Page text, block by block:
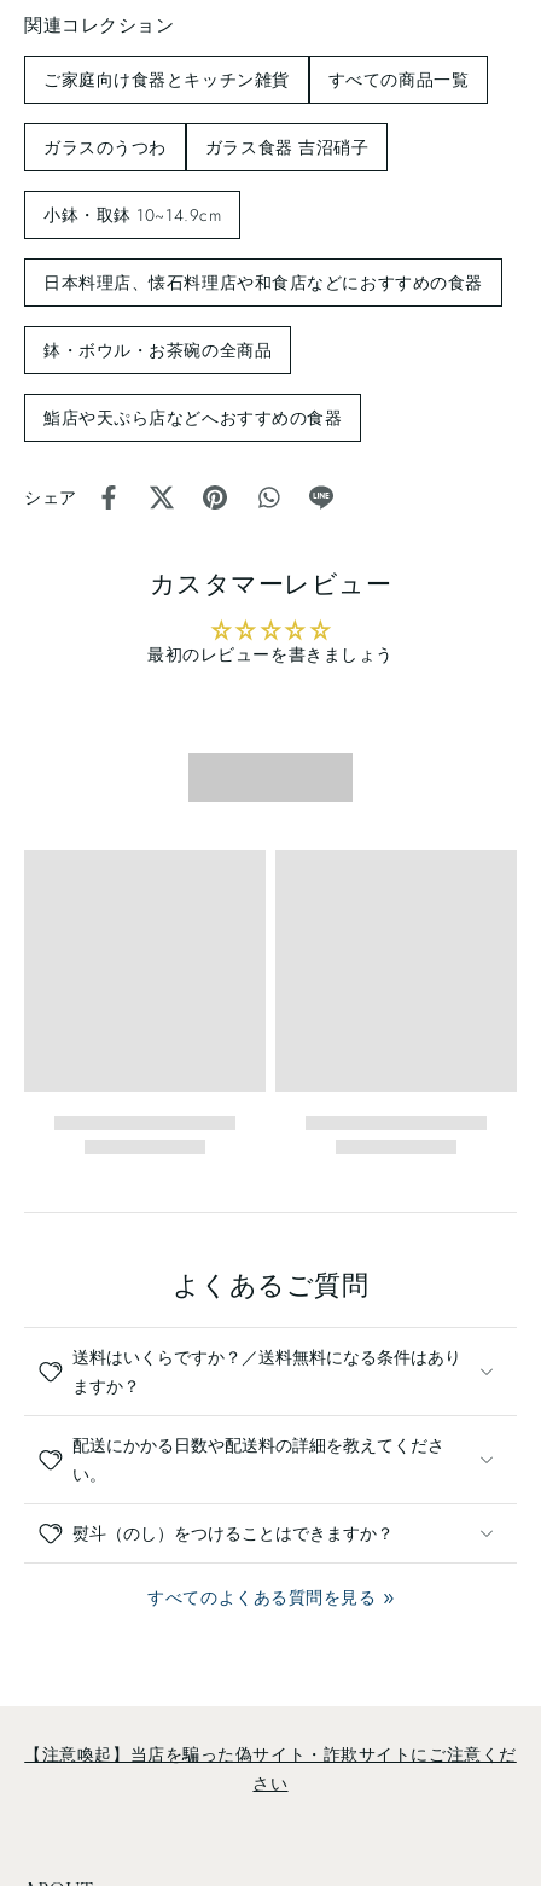
関連コレクション
ご家庭向け食器とキッチン雑貨 すべての商品一覧
ガラスのうつわ ガラス食器 吉沼硝子
小鉢・取鉢 10~14.9cm
日本料理店、懐石料理店や和食店などにおすすめの食器
鉢・ボウル・お茶碗の全商品
鮨店や天ぷら店などへおすすめの食器
シェア
カスタマーレビュー
最初のレビューを書きましょう
よくあるご質問
送料はいくらですか？／送料無料になる条件はあり
ますか？
配送にかかる日数や配送料の詳細を教えてくださ
い。
熨斗（のし）をつけることはできますか？
すべてのよくある質問を見る
【注意喚起】当店を騙った偽サイト・詐欺サイトにご注意くだ
さい